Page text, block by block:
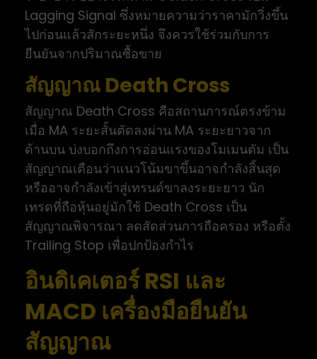
Lagging Signal ซึ่งหมายความว่าราคามักวิ่งขึ้น
ไปก่อนแล้วสักระยะหนึ่ง จึงควรใช้ร่วมกับการ
ยืนยันจากปริมาณซื้อขาย
สัญญาณ Death Cross
สัญญาณ Death Cross คือสถานการณ์ตรงข้าม
เมื่อ MA ระยะสั้นตัดลงผ่าน MA ระยะยาวจาก
ด้านบน บ่งบอกถึงการอ่อนแรงของโมเมนตัม เป็น
สัญญาณเตือนว่าแนวโน้มขาขึ้นอาจกำลังสิ้นสุด
หรืออาจกำลังเข้าสู่เทรนด์ขาลงระยะยาว นัก
เทรดที่ถือหุ้นอยู่มักใช้ Death Cross เป็น
สัญญาณพิจารณา ลดสัดส่วนการถือครอง หรือตั้ง
Trailing Stop เพื่อปกป้องกำไร
อินดิเคเตอร์ RSI และ
MACD เครื่องมือยืนยัน
สัญญาณ